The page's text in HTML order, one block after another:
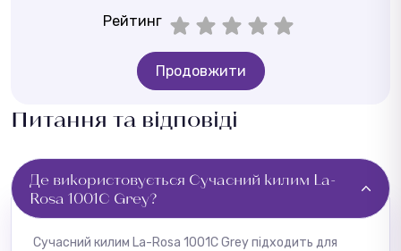
Рейтинг
Продовжити
Питання та відповіді
Де використовується Сучасний килим La-
Rosa 1001C Grey?
Сучасний килим La-Rosa 1001C Grey підходить для